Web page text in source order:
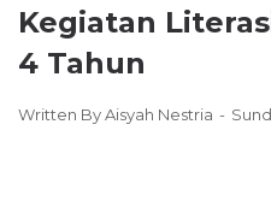
Kegiatan
4 Tahun
Written ByAisyah Nestria